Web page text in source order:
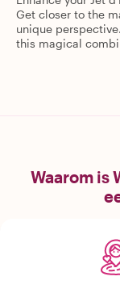
Get closer to the
unique
this magical
Waarom is